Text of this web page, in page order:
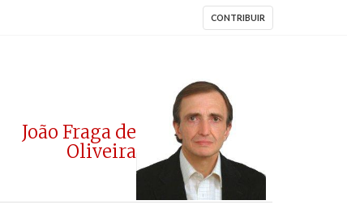
CONTRIBUIR
João Fraga de
Oliveira